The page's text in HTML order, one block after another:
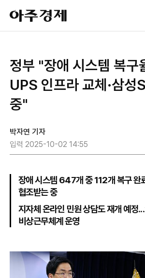
아
주
경
정부 "장애 시스템 복
UPS 인프라 교체·삼성
중"
박자연 기자
입력 2025-10-02 14:55
장애 시스템 647개 중 112개 복구 완
협조받는 중
지자체 온라인 민원 상담도 재개 예정
비상근무체계 운영